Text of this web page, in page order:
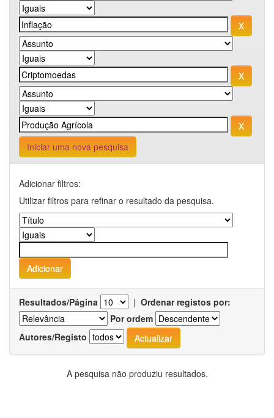
Iniciar uma nova pesquisa
Adicionar filtros:
Utilizar filtros para refinar o resultado da pesquisa.
Resultados/Página | Ordenar registos por:
Por ordem
Autores/Registo
A pesquisa não produziu resultados.